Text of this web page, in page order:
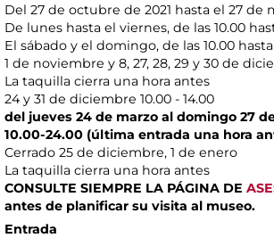
Del 27 de octubre de 2021 hasta el 27 de
De lunes hasta el viernes, de las 10.00
El sábado y el domingo, de las 10.00
1 de noviembre y 8, 27, 28, 29 y 30 de
La taquilla cierra una hora antes
24 y 31 de diciembre 10.00 - 14.00
del jueves 24 de marzo al domingo 27
10.00-24.00 (última entrada una hora
Cerrado 25 de diciembre, 1 de enero
La taquilla cierra una hora antes
CONSULTE SIEMPRE LA PÁGINA DE
antes de planificar su visita al museo.
Entrada